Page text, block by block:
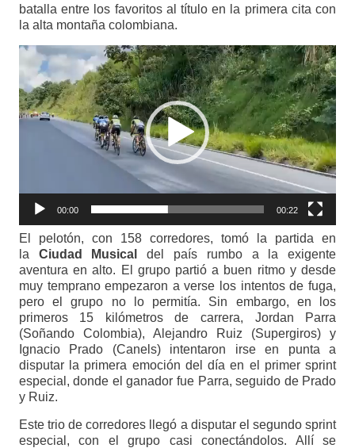
batalla entre los favoritos al título en la primera cita con
la alta montaña colombiana.
Reproductor
vídeo
00:00 00:22
El pelotón, con 158 corredores, tomó la partida en
la Ciudad Musical
del país rumbo a la exigente
aventura en alto. El grupo partió a buen ritmo y desde
muy temprano empezaron a verse los intentos de fuga,
pero el grupo no lo permitía. Sin embargo, en los
primeros 15 kilómetros de carrera, Jordan Parra
(Soñando Colombia), Alejandro Ruiz (Supergiros) y
Ignacio Prado (Canels) intentaron irse en punta a
disputar la primera emoción del día en el primer sprint
especial, donde el ganador fue Parra, seguido de Prado
y Ruiz.
Este trio de corredores llegó a disputar el segundo sprint
especial, con el grupo casi conectándolos. Allí se